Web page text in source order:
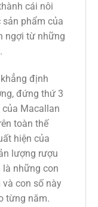
cái nôi
phẩm của
ngợi từ những
định
đứng thứ 3
của Macallan
toàn thế
hiện của
lượng rượu
những con
con số này
từng năm.